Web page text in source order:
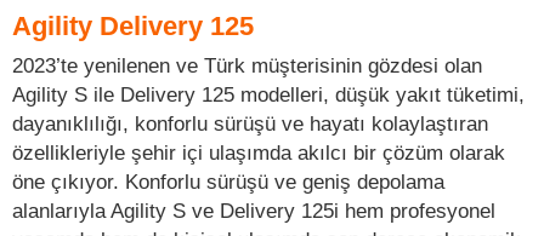
Agility Delivery 125
2023’te yenilenen ve Türk müşterisinin gözdesi olan
Agility S ile Delivery 125 modelleri, düşük yakıt tüketimi,
dayanıklılığı, konforlu sürüşü ve hayatı kolaylaştıran
özellikleriyle şehir içi ulaşımda akılcı bir çözüm olarak
öne çıkıyor. Konforlu sürüşü ve geniş depolama
alanlarıyla Agility S ve Delivery 125i hem profesyonel